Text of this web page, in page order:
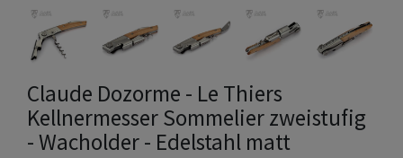
Claude Dozorme - Le Thiers
Kellnermesser Sommelier zweistufig
- Wacholder - Edelstahl matt